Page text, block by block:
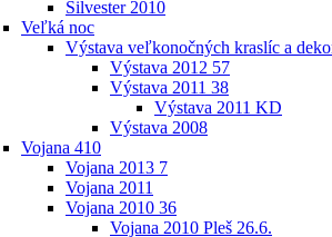
Silvester 2010
Veľká noc
Výstava veľkonočných kraslíc a
Výstava 2012 57
Výstava 2011 38
Výstava 2011 KD
Výstava 2008
Vojana 410
Vojana 2013 7
Vojana 2011
Vojana 2010 36
Vojana 2010 Pleš 26.6.